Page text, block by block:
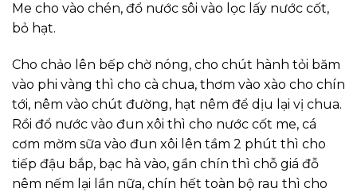
Me cho vào chén, đổ nước sôi vào lọc lấy nước cốt,
bỏ hạt.
Cho chảo lên bếp chờ nóng, cho chút hành tỏi băm
vào phi vàng thì cho cà chua, thơm vào xào cho chín
tới, nêm vào chút đường, hạt nêm để dịu lại vị chua.
Rồi đổ nước vào đun xôi thì cho nước cốt me, cá
cơm mờm sữa vào đun xôi lên tầm 2 phút thì cho
tiếp đậu bắp, bạc hà vào, gần chín thì chỗ giá đỗ
nêm nếm lại lần nữa, chín hết toàn bộ rau thì cho